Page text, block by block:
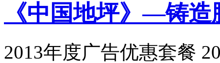
《中国地坪》—铸
2013年度广告优惠套餐